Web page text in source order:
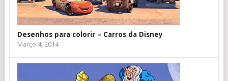
Desenhos para colorir – Carros da Disney
Março 4, 2014